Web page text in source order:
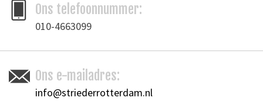
Ons telefoonnummer:
010-4663099
Ons e-mailadres:
info@striederrotterdam.nl